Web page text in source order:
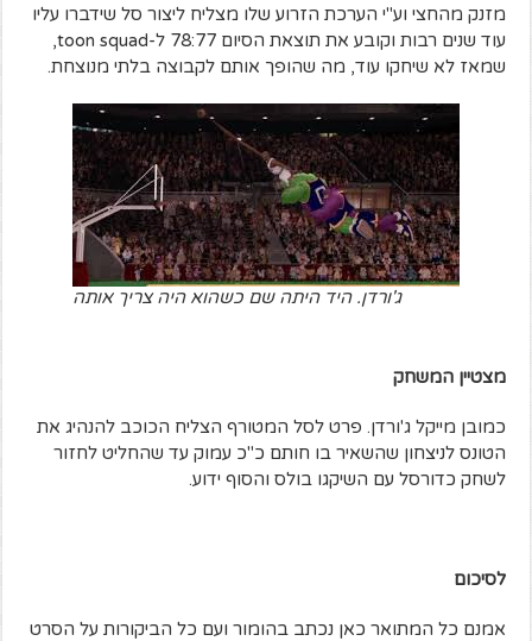
מזנק מהחצי וע"י הערכת הזרוע שלו מצליח ליצור סל שידברו עליו
עוד שנים רבות וקובע את תוצאת הסיום 78:77 ל-toon squad,
שמאז לא שיחקו עוד, מה שהופך אותם לקבוצה בלתי מנוצחת.
ג'ורדן. היד היתה שם כשהוא היה צריך אותה
מצטיין המשחק
כמובן מייקל ג'ורדן. פרט לסל המטורף הצליח הכוכב להנהיג את
הטונס לניצחון שהשאיר בו חותם כ"כ עמוק עד שהחליט לחזור
לשחק כדורסל עם השיקגו בולס והסוף ידוע.
לסיכום
אמנם כל המתואר כאן נכתב בהומור ועם כל הביקורות על הסרט